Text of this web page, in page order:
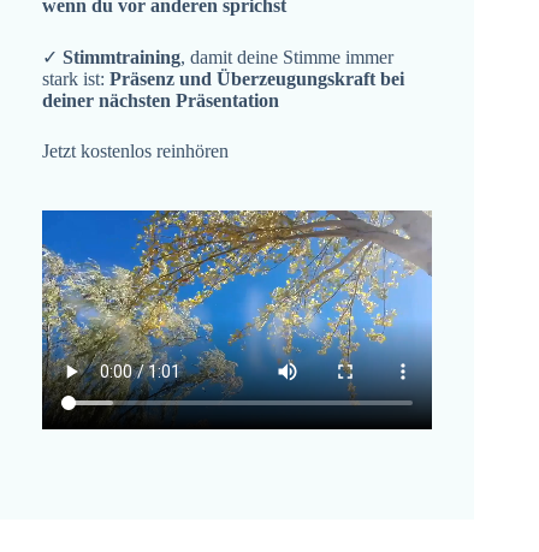
wenn du vor anderen sprichst
✓ Stimmtraining, damit deine Stimme immer
stark ist: Präsenz und Überzeugungskraft bei
deiner nächsten Präsentation
Jetzt kostenlos reinhören